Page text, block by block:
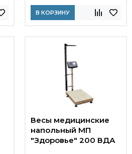
В КОРЗИНУ
Весы медицинские
напольный МП
"Здоровье" 200 ВДА